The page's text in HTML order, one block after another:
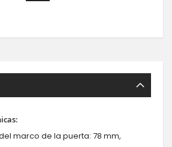
marco de la puerta: 78 mm,